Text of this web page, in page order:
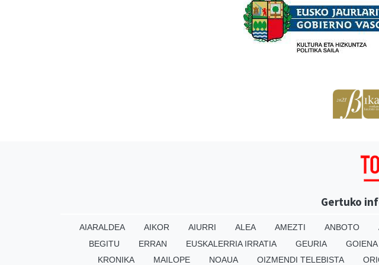
Gertuko
AIARALDEA AIKOR AIURRI ALEA AMEZTI ANBOTO
BEGITU
ERRAN EUSKALERRIA IRRATIA GEURIA GOIENA
KRONIKA
MAILOPE NOAUA OIZMENDI TELEBISTA